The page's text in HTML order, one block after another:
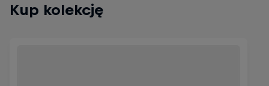
Kup kolekcję